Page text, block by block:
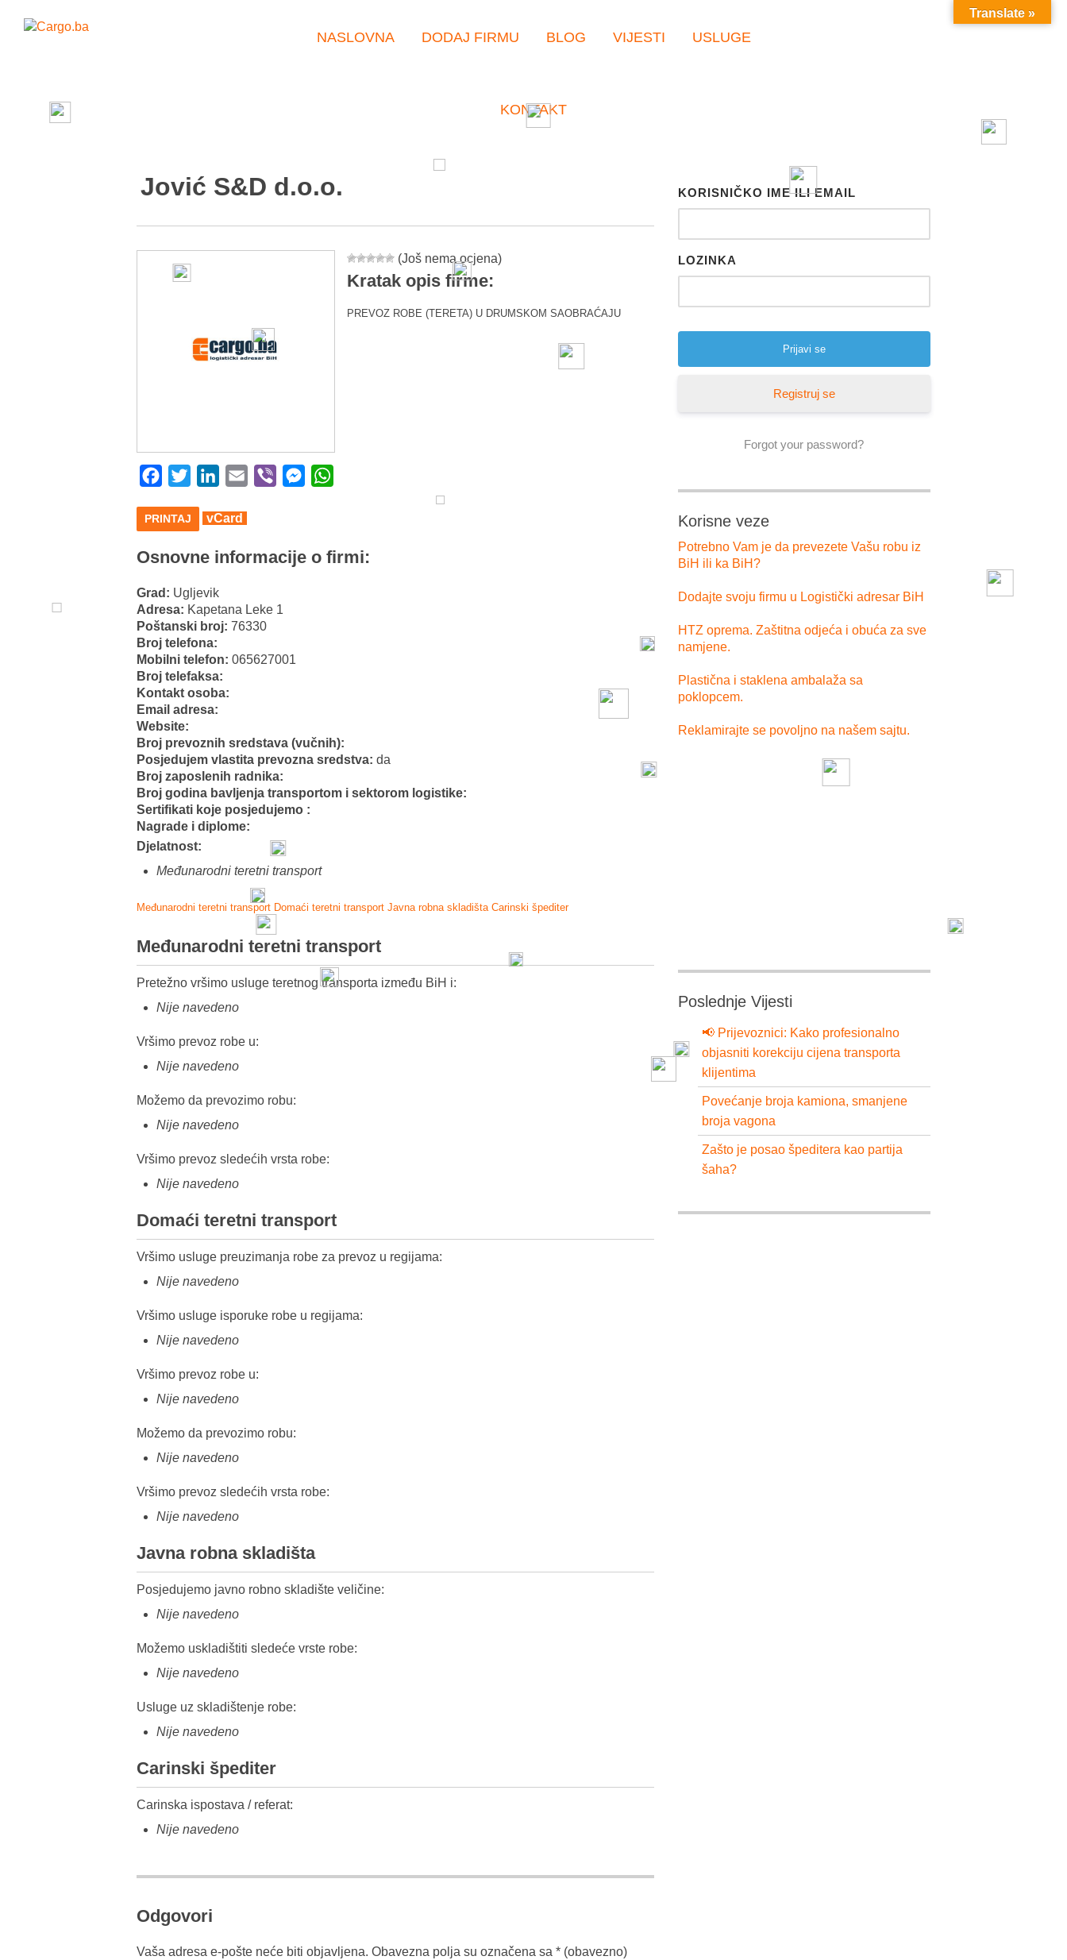
NASLOVNA DODAJ FIRMU BLOG VIJESTI USLUGE
KONTAKT
Jović S&D d.o.o.
(Još nema ocjena)
Kratak opis firme:
PREVOZ ROBE (TERETA) U DRUMSKOM SAOBRAĆAJU
Facebook
Twitter LinkedIn
Email Viber Messenger
PRINTAJ vCard
Osnovne informacije o firmi:
Grad: Ugljevik
Adresa: Kapetana Leke 1
Poštanski broj: 76330
Broj telefona:
Mobilni telefon: 065627001
Broj telefaksa:
Kontakt osoba:
Email adresa:
Website:
Broj prevoznih sredstava (vučnih):
Posjedujem vlastita prevozna sredstva: da
Broj zaposlenih radnika:
Broj godina bavljenja transportom i sektorom logistike:
Sertifikati koje posjedujemo :
Nagrade i diplome:
Djelatnost:
Međunarodni teretni transport
Međunarodni teretni transport Domaći teretni transport Javna robna skladišta Carinski špediter
Međunarodni teretni transport
Pretežno vršimo usluge teretnog transporta između BiH i:
Nije navedeno
Vršimo prevoz robe u:
Nije navedeno
Možemo da prevozimo robu:
Nije navedeno
Vršimo prevoz sledećih vrsta robe:
Nije navedeno
Domaći teretni transport
Vršimo usluge preuzimanja robe za prevoz u regijama:
Nije navedeno
Vršimo usluge isporuke robe u regijama:
Nije navedeno
Vršimo prevoz robe u:
Nije navedeno
Možemo da prevozimo robu:
Nije navedeno
Vršimo prevoz sledećih vrsta robe:
Nije navedeno
Javna robna skladišta
Posjedujemo javno robno skladište veličine:
Nije navedeno
Možemo uskladištiti sledeće vrste robe:
Nije navedeno
Usluge uz skladištenje robe:
Nije navedeno
Carinski špediter
Carinska ispostava / referat:
Nije navedeno
Odgovori
Vaša adresa e-pošte neće biti objavljena. Obavezna polja su označena sa * (obavezno)
KORISNIČKO IME ILI EMAIL
LOZINKA
Registruj se
Forgot your password?
Korisne veze
Potrebno Vam je da prevezete Vašu robu iz
BiH ili ka BiH?
Dodajte svoju firmu u Logistički adresar BiH
HTZ oprema. Zaštitna odjeća i obuća za sve
namjene.
Plastična i staklena ambalaža sa
poklopcem.
Reklamirajte se povoljno na našem sajtu.
Poslednje Vijesti
📢 Prijevoznici: Kako profesionalno
objasniti korekciju cijena transporta
klijentima
Povećanje broja kamiona, smanjene
broja vagona
Zašto je posao špeditera kao partija
šaha?
Translate »